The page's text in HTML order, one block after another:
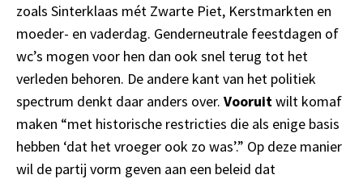
zoals Sinterklaas mét Zwarte Piet, Kerstmarkten en
moeder- en vaderdag. Genderneutrale feestdagen of
wc’s mogen voor hen dan ook snel terug tot het
verleden behoren. De andere kant van het politiek
spectrum denkt daar anders over. Vooruitwilt komaf
maken “met historische restricties die als enige basis
hebben ‘dat het vroeger ook zo was’.” Op deze manier
wil de partij vorm geven aan een beleid dat